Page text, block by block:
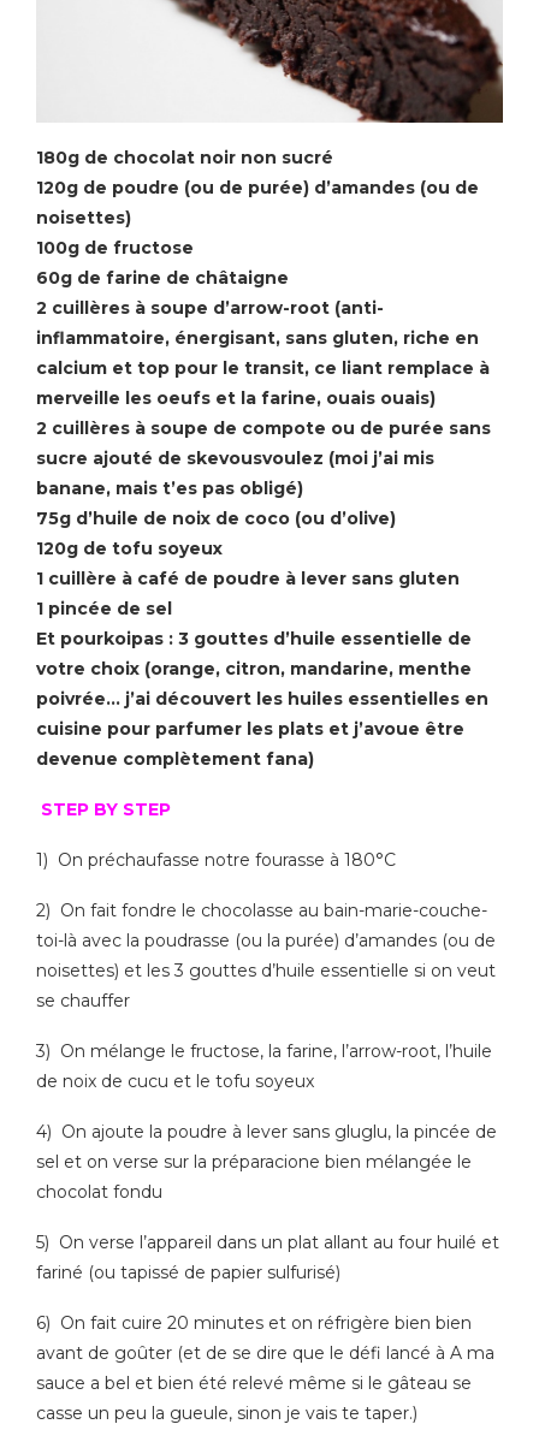
180g de chocolat noir non sucré
120g de poudre (ou de purée) d’amandes (ou de
noisettes)
100g de fructose
60g de farine de châtaigne
2 cuillères à soupe d’arrow-root (anti-
inflammatoire, énergisant, sans gluten, riche en
calcium et top pour le transit, ce liant remplace à
merveille les oeufs et la farine, ouais ouais)
2 cuillères à soupe de compote ou de purée sans
sucre ajouté de skevousvoulez (moi j’ai mis
banane, mais t’es pas obligé)
75g d’huile de noix de coco (ou d’olive)
120g de tofu soyeux
1 cuillère à café de poudre à lever sans gluten
1 pincée de sel
Et pourkoipas : 3 gouttes d’huile essentielle de
votre choix (orange, citron, mandarine, menthe
poivrée… j’ai découvert les huiles essentielles en
cuisine pour parfumer les plats et j’avoue être
devenue complètement fana)
STEP BY STEP
1) On préchaufasse notre fourasse à 180°C
2) On fait fondre le chocolasse au bain-marie-couche-
toi-là avec la poudrasse (ou la purée) d’amandes (ou de
noisettes) et les 3 gouttes d’huile essentielle si on veut
se chauffer
3) On mélange le fructose, la farine, l’arrow-root, l’huile
de noix de cucu et le tofu soyeux
4) On ajoute la poudre à lever sans gluglu, la pincée de
sel et on verse sur la préparacione bien mélangée le
chocolat fondu
5) On verse l’appareil dans un plat allant au four huilé et
fariné (ou tapissé de papier sulfurisé)
6) On fait cuire 20 minutes et on réfrigère bien bien
avant de goûter (et de se dire que le défi lancé à A ma
sauce a bel et bien été relevé même si le gâteau se
casse un peu la gueule, sinon je vais te taper.)